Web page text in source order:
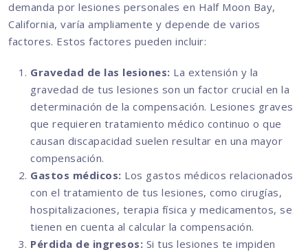
demanda por lesiones personales en Half Moon Bay,
California, varía ampliamente y depende de varios
factores. Estos factores pueden incluir:
Gravedad de las lesiones: La extensión y la
gravedad de tus lesiones son un factor crucial en la
determinación de la compensación. Lesiones graves
que requieren tratamiento médico continuo o que
causan discapacidad suelen resultar en una mayor
compensación.
Gastos médicos: Los gastos médicos relacionados
con el tratamiento de tus lesiones, como cirugías,
hospitalizaciones, terapia física y medicamentos, se
tienen en cuenta al calcular la compensación.
Pérdida de ingresos: Si tus lesiones te impiden